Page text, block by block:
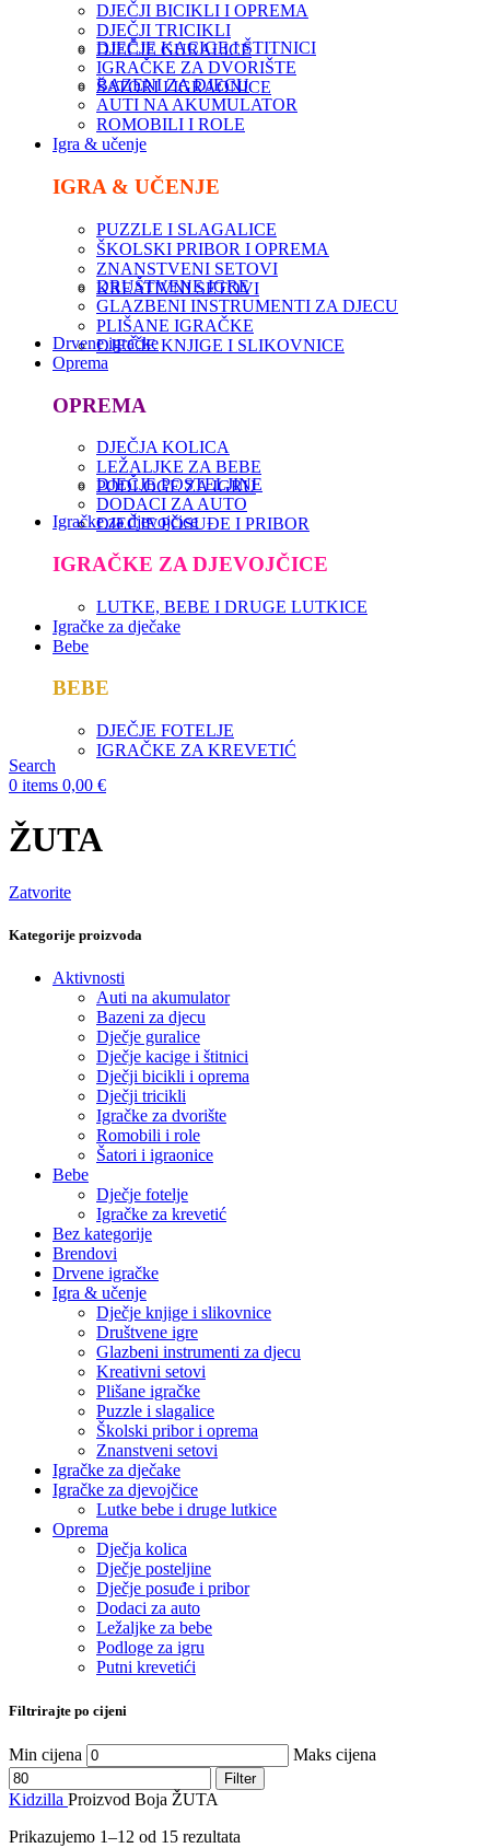
DJEČJI BICIKLI I OPREMA
DJEČJI TRICIKLI
DJEČJE GURALICE
DJEČJE KACIGE I ŠTITNICI
IGRAČKE ZA DVORIŠTE
ŠATORI I IGRAONICE
BAZENI ZA DJECU
AUTI NA AKUMULATOR
ROMOBILI I ROLE
Igra & učenje
IGRA & UČENJE
PUZZLE I SLAGALICE
ŠKOLSKI PRIBOR I OPREMA
ZNANSTVENI SETOVI
KREATIVNI SETOVI
DRUŠTVENE IGRE
GLAZBENI INSTRUMENTI ZA DJECU
PLIŠANE IGRAČKE
DJEČJE KNJIGE I SLIKOVNICE
Drvene igračke
Oprema
OPREMA
DJEČJA KOLICA
LEŽALJKE ZA BEBE
PODLOGE ZA IGRU
DJEČJE POSTELJINE
DODACI ZA AUTO
DJEČJE POSUĐE I PRIBOR
Igračke za djevojčice
IGRAČKE ZA DJEVOJČICE
LUTKE, BEBE I DRUGE LUTKICE
Igračke za dječake
Bebe
BEBE
DJEČJE FOTELJE
IGRAČKE ZA KREVETIĆ
Search
0 items 0,00 €
ŽUTA
Zatvorite
Kategorije proizvoda
Aktivnosti
Auti na akumulator
Bazeni za djecu
Dječje guralice
Dječje kacige i štitnici
Dječji bicikli i oprema
Dječji tricikli
Igračke za dvorište
Romobili i role
Šatori i igraonice
Bebe
Dječje fotelje
Igračke za krevetić
Bez kategorije
Brendovi
Drvene igračke
Igra & učenje
Dječje knjige i slikovnice
Društvene igre
Glazbeni instrumenti za djecu
Kreativni setovi
Plišane igračke
Puzzle i slagalice
Školski pribor i oprema
Znanstveni setovi
Igračke za dječake
Igračke za djevojčice
Lutke bebe i druge lutkice
Oprema
Dječja kolica
Dječje posteljine
Dječje posuđe i pribor
Dodaci za auto
Ležaljke za bebe
Podloge za igru
Putni krevetići
Filtrirajte po cijeni
Min cijena Maks cijena
Filter
Kidzilla Proizvod Boja ŽUTA
Prikazujemo 1–12 od 15 rezultata